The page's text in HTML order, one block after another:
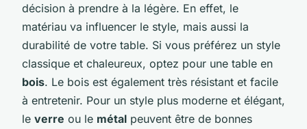
décision à prendre à la légère. En effet, le
matériau va influencer le style, mais aussi la
durabilité de votre table. Si vous préférez un style
classique et chaleureux, optez pour une table en
bois. Le bois est également très résistant et facile
à entretenir. Pour un style plus moderne et élégant,
le verre ou le métal peuvent être de bonnes